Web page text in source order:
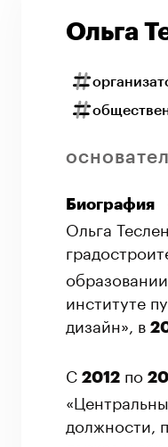
Ольга
Биография
Ольга
институте
дизайн», в
С 2012 по
должности,